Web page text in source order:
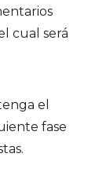
cual será
el
fase